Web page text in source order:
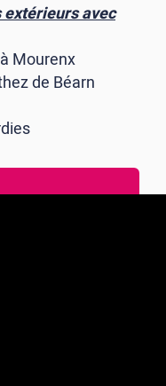
extérieurs avec
à Mourenx
de Béarn